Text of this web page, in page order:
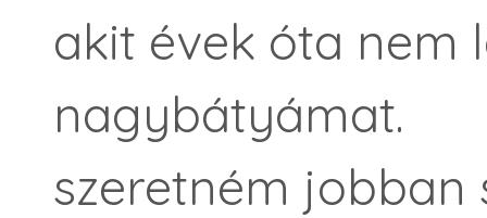
akit évek óta nem
nagybátyámat.
szeretném jobban